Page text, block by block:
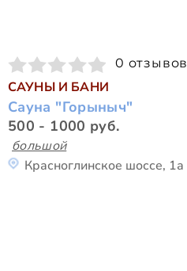
0 отзывов
САУНЫ И БАНИ
Сауна "Горыныч"
500 - 1000 руб.
большой
Красноглинское шоссе, 1а